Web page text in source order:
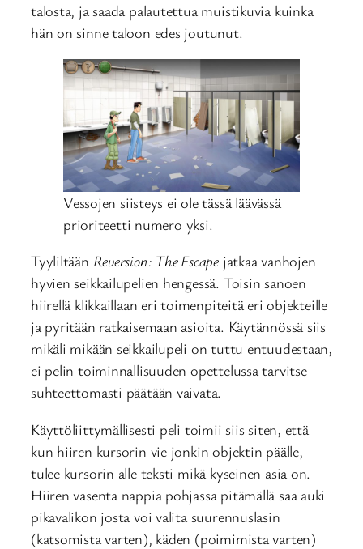
talosta, ja saada palautettua muistikuvia kuinka
hän on sinne taloon edes joutunut.
Vessojen siisteys ei ole tässä läävässä
prioriteetti numero yksi.
Tyyliltään Reversion: The Escapejatkaa vanhojen
hyvien seikkailupelien hengessä. Toisin sanoen
hiirellä klikkaillaan eri toimenpiteitä eri objekteille
ja pyritään ratkaisemaan asioita. Käytännössä siis
mikäli mikään seikkailupeli on tuttu entuudestaan,
ei pelin toiminnallisuuden opettelussa tarvitse
suhteettomasti päätään vaivata.
Käyttöliittymällisesti peli toimii siis siten, että
kun hiiren kursorin vie jonkin objektin päälle,
tulee kursorin alle teksti mikä kyseinen asia on.
Hiiren vasenta nappia pohjassa pitämällä saa auki
pikavalikon josta voi valita suurennuslasin
(katsomista varten), käden (poimimista varten)